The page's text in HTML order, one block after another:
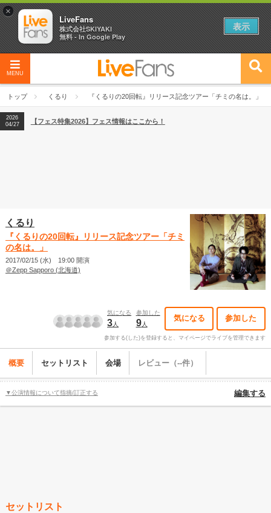
MENU
トップ くるり 『くるりの20回転』リリース記念ツアー「チミの名は。」
2026
04/27
2026
【ライブ動員ランキング】2026年上半期編発表！
2026
04/27
【フェス特集2026】フェス情報はここから！
くるり
『くるりの20回転』リリース記念ツアー「チミ
の名は。」
2017/02/15 (水) 19:00 開演
＠Zepp Sapporo (北海道)
気になる
3人
参加した
9人
気になる 参加した
参加する(した)を登録すると、マイページでライブを管理できます
概要 セットリスト 会場 レビュー（--件）
▼公演情報について指摘/訂正する 編集する
セットリスト
×
LiveFans
株式会社SKIYAKI
無料 - In Google Play
表示